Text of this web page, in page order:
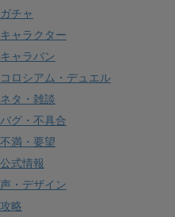
ガチャ
キャラクター
キャラバン
コロシアム・デュエル
ネタ・雑談
バグ・不具合
不満・要望
公式情報
声・デザイン
攻略